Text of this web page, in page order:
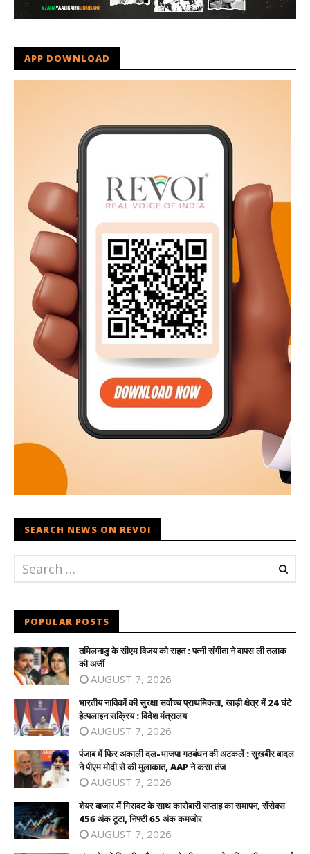
APP DOWNLOAD
SEARCH NEWS ON REVOI
POPULAR POSTS
तमिलनाडु के सीएम विजय को राहत : पत्नी संगीता ने वापस ली तलाक
की अर्जी
AUGUST 7, 2026
भारतीय नाविकों की सुरक्षा सर्वोच्च प्राथमिकता, खाड़ी क्षेत्र में 24 घंटे
हेल्पलाइन सक्रिय : विदेश मंत्रालय
AUGUST 7, 2026
पंजाब में फिर अकाली दल-भाजपा गठबंधन की अटकलें : सुखबीर बादल
ने पीएम मोदी से की मुलाकात, AAP ने कसा तंज
AUGUST 7, 2026
शेयर बाजार में गिरावट के साथ कारोबारी सप्ताह का समापन, सेंसेक्स
456 अंक टूटा, निफ्टी 65 अंक कमजोर
AUGUST 7, 2026